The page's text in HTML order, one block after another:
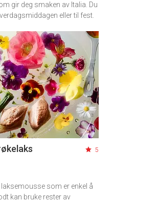
gir deg smaken av Italia. Du
eller til fest.
5
laksemousse som er enkel å
kan bruke rester av